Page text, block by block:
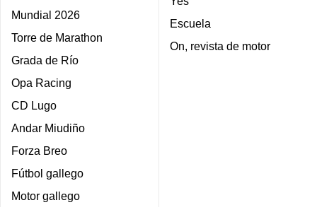
Mundial 2026
Torre de Marathon
Grada de Río
Opa Racing
CD Lugo
Andar Miudiño
Forza Breo
Fútbol gallego
Motor gallego
Escuela
On, revista de motor